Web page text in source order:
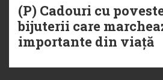
(P) Cadouri cu
bijuterii care
importante din viață